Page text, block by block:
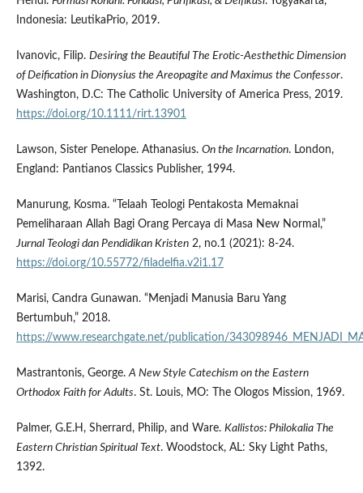
Indonesia: LeutikaPrio, 2019.
Ivanovic, Filip. Desiring the Beautiful The Erotic-Aesthethic Dimension
of Deification in Dionysius the Areopagite and Maximus the Confessor.
Washington, D.C: The Catholic University of America Press, 2019.
https://doi.org/10.1111/rirt.13901
Lawson, Sister Penelope. Athanasius. On the Incarnation. London,
England: Pantianos Classics Publisher, 1994.
Manurung, Kosma. “Telaah Teologi Pentakosta Memaknai
Pemeliharaan Allah Bagi Orang Percaya di Masa New Normal,”
Jurnal Teologi dan Pendidikan Kristen2, no.1 (2021): 8-24.
https://doi.org/10.55772/filadelfia.v2i1.17
Marisi, Candra Gunawan. “Menjadi Manusia Baru Yang
Bertumbuh,” 2018.
https://www.researchgate.net/publication/
Mastrantonis, George. A New Style Catechism on the Eastern
Orthodox Faith for Adults. St. Louis, MO: The Ologos Mission, 1969.
Palmer, G.E.H, Sherrard, Philip, and Ware. Kallistos: Philokalia The
Eastern Christian Spiritual Text. Woodstock, AL: Sky Light Paths,
1392.